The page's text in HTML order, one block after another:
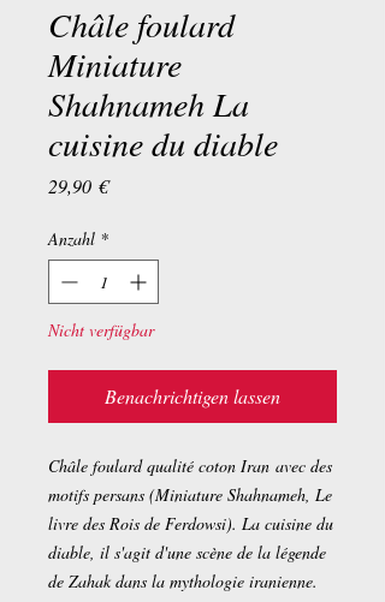
Châle foulard
Miniature
Shahnameh La
cuisine du diable
29,90 €Preis
Anzahl *
Nicht verfügbar
Benachrichtigen lassen
Châle foulard qualité coton Iran avec des
motifs persans (Miniature Shahnameh, Le
livre des Rois de Ferdowsi). La cuisine du
diable, il s'agit d'une scène de la légende
de Zahak dans la mythologie iranienne.